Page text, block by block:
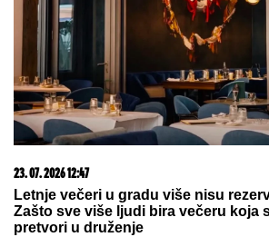
23. 07. 2026 12:47
Letnje večeri u gradu više nisu
Zašto sve više ljudi bira večeru koja
pretvori u druženje